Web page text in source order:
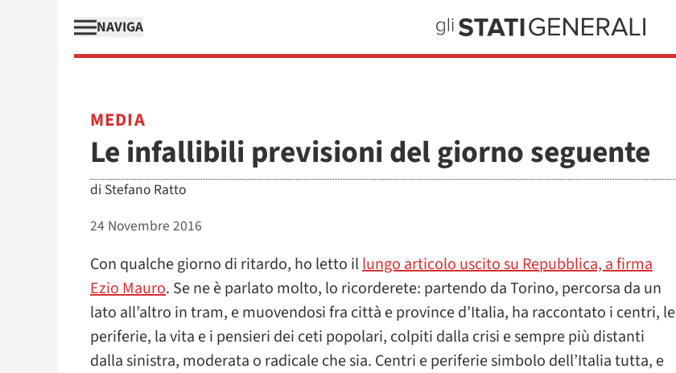
NAVIGA
MEDIA
Le infallibili previsioni del giorno seguente
di Stefano Ratto
24 Novembre 2016
Con qualche giorno di ritardo, ho letto illungo articolo uscito su Repubblica, a firma
Ezio Mauro. Se ne è parlato molto, lo ricorderete: partendo da Torino, percorsa da un
lato all’altro in tram, e muovendosi fra città e province d’Italia, ha raccontato i centri, le
periferie, la vita e i pensieri dei ceti popolari, colpiti dalla crisi e sempre più distanti
dalla sinistra, moderata o radicale che sia. Centri e periferie simbolo dell’Italia tutta, e